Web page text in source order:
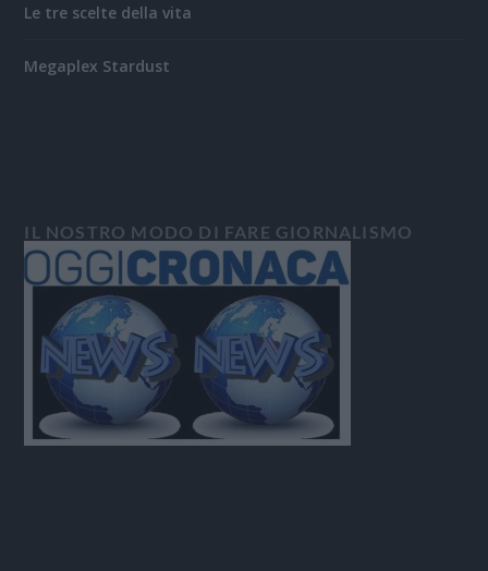
Le tre scelte della vita
Megaplex Stardust
IL NOSTRO MODO DI FARE GIORNALISMO